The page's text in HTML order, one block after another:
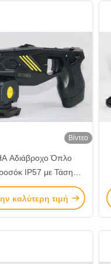
Βίντεο
Αδιάβροχο Όπλο
IP57 με Τάση
55KV και
Μπαταρία
καλύτερη τιμή